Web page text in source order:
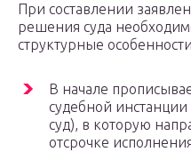
При составлении
решения суда
структурные
В начале
судебной
суд), в которую
отсрочке